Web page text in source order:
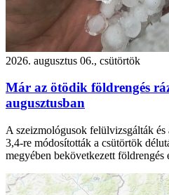
2026. augusztus 06., csütörtök
Már az ötödik földrengés
augusztusban
A szeizmológusok felülvizsgálták
3,4-re módosították a csütörtök
megyében bekövetkezett földrengés